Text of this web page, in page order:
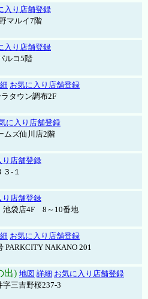
入り店舗登録
マルイ7階
入り店舗登録
ルコ5階
お気に入り店舗登録
タウン調布2F
に入り店舗登録
ムズ仙川店2階
り店舗登録
-１
り店舗登録
池袋店4F 8～10番地
お気に入り店舗登録
PARKCITY NAKANO 201
出) 地図 詳細 お気に入り店舗登録
三吉野桜237-3